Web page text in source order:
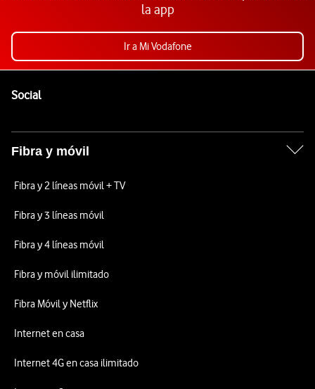
la app
Ir a Mi Vodafone
SocialEnlaces a las redes sociales de Vodafone
Fibra y móvil
Fibra y 2 líneas móvil + TV
Fibra y 3 líneas móvil
Fibra y 4 líneas móvil
Fibra y móvil ilimitado
Fibra Móvil y Netflix
Internet en casa
Internet 4G en casa ilimitado